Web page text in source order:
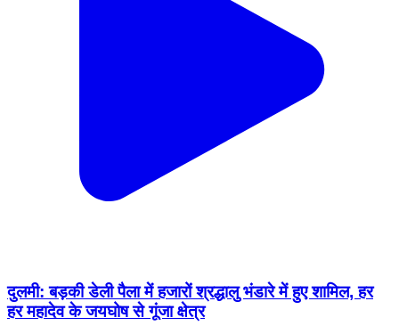
दुलमी: बड़की डेली पैला में हजारों श्रद्धालु भंडारे में हुए शामिल, हर
हर महादेव के जयघोष से गूंजा क्षेत्र